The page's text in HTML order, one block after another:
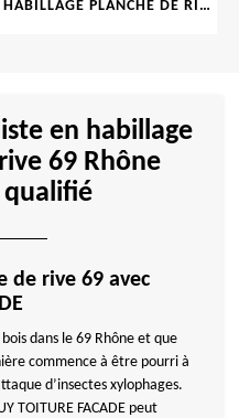
HABILLAGE PLANCHE DE RIVE 69
en habillage
69 Rhône
de rive 69 avec
dans le 69 Rhône et que
commence à être pourri à
d’insectes xylophages.
TOITURE FACADE peut